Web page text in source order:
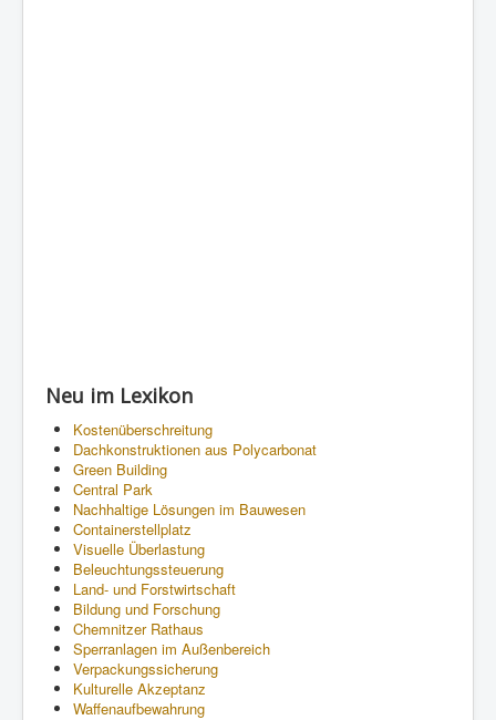
Neu im Lexikon
Kostenüberschreitung
Dachkonstruktionen aus Polycarbonat
Green Building
Central Park
Nachhaltige Lösungen im Bauwesen
Containerstellplatz
Visuelle Überlastung
Beleuchtungssteuerung
Land- und Forstwirtschaft
Bildung und Forschung
Chemnitzer Rathaus
Sperranlagen im Außenbereich
Verpackungssicherung
Kulturelle Akzeptanz
Waffenaufbewahrung